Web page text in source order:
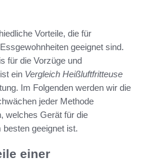
Vorteile, die für
geeignet sind.
für die Vorzüge und
ein Vergleich Heißluftfritteuse
Im Folgenden werden wir die
jeder Methode
welches Gerät für die
geeignet ist.
einer